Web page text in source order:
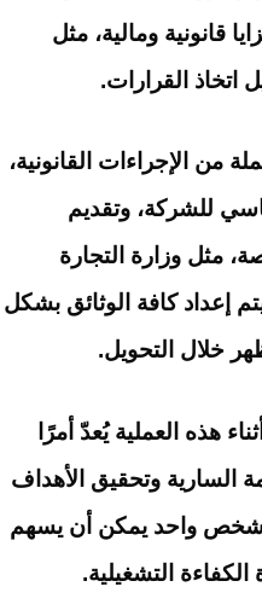
قانونية ومالية، مثل
اتخاذ القرارات.
من الإجراءات القانونية،
للشركة، وتقديم
مثل وزارة التجارة
إعداد كافة الوثائق بشكل
خلال التحويل.
هذه العملية يُعدّ أمرًا
السارية وتحقيق الأهداف
شخص واحد يمكن أن يسهم
التشغيلية.